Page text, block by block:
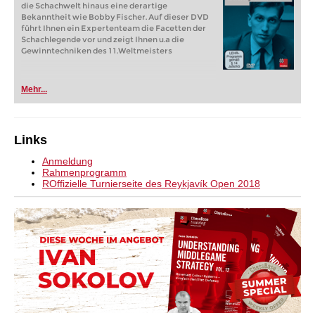
die Schachwelt hinaus eine derartige
Bekanntheit wie Bobby Fischer. Auf dieser DVD
führt Ihnen ein Expertenteam die Facetten der
Schachlegende vor und zeigt Ihnen u.a die
Gewinntechniken des 11.Weltmeisters
Mehr...
Links
Anmeldung
Rahmenprogramm
ROffizielle Turnierseite des Reykjavík Open 2018